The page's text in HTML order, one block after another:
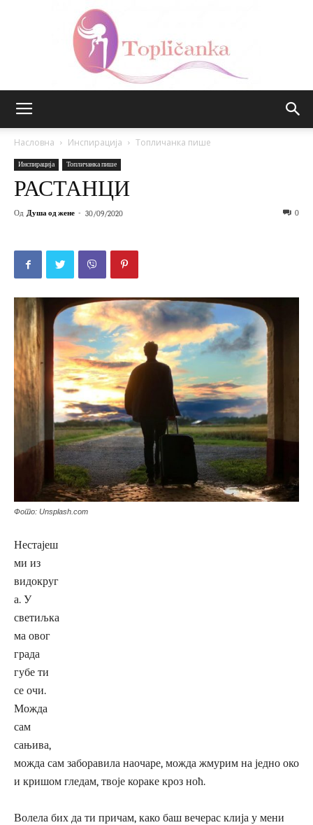
Насловна Инспирација Топличанка пише
Инспирација Топличанка пише
РАСТАНЦИ
Од Душа од жене - 30/09/2020 0
Фото: Unsplash.com
Нестајеш
ми из
видокруг
а. У
светиљка
ма овог
града
губе ти
се очи.
Можда
сам
сањива,
можда сам заборавила наочаре, можда жмурим на једно око
и кришом гледам, твоје кораке кроз ноћ.
Волела бих да ти причам, како баш вечерас клија у мени